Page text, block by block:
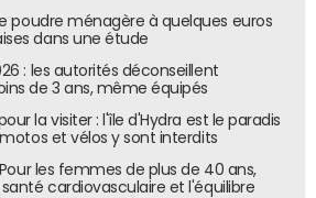
poudre ménagère à quelques euros
dans une étude
: les autorités déconseillent
de 3 ans, même équipés
la visiter : l'île d'Hydra est le paradis
et vélos y sont interdits
les femmes de plus de 40 ans,
cardiovasculaire et l'équilibre